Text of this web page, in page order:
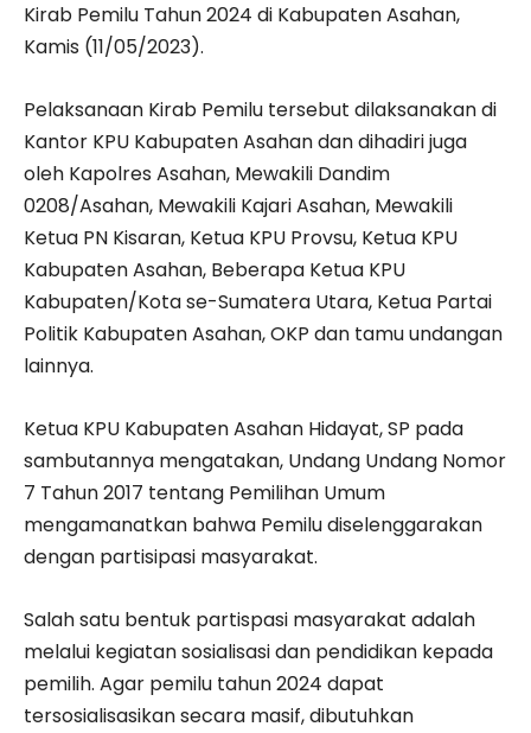
Kirab Pemilu Tahun 2024 di Kabupaten Asahan,
Kamis (11/05/2023).
Pelaksanaan Kirab Pemilu tersebut dilaksanakan di
Kantor KPU Kabupaten Asahan dan dihadiri juga
oleh Kapolres Asahan, Mewakili Dandim
0208/Asahan, Mewakili Kajari Asahan, Mewakili
Ketua PN Kisaran, Ketua KPU Provsu, Ketua KPU
Kabupaten Asahan, Beberapa Ketua KPU
Kabupaten/Kota se-Sumatera Utara, Ketua Partai
Politik Kabupaten Asahan, OKP dan tamu undangan
lainnya.
Ketua KPU Kabupaten Asahan Hidayat, SP pada
sambutannya mengatakan, Undang Undang Nomor
7 Tahun 2017 tentang Pemilihan Umum
mengamanatkan bahwa Pemilu diselenggarakan
dengan partisipasi masyarakat.
Salah satu bentuk partispasi masyarakat adalah
melalui kegiatan sosialisasi dan pendidikan kepada
pemilih. Agar pemilu tahun 2024 dapat
tersosialisasikan secara masif, dibutuhkan